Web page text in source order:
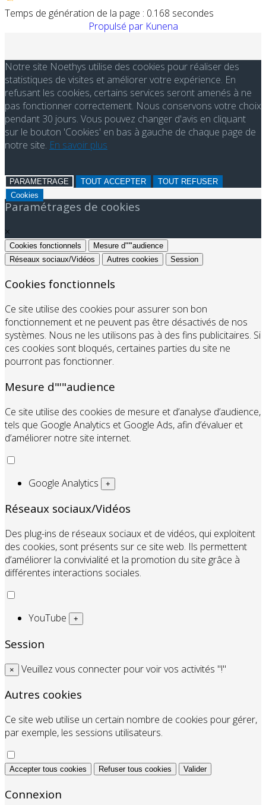
Temps de génération de la page : 0.168 secondes
Propulsé par Kunena
Notre site Noethys utilise des cookies pour réaliser des
statistiques de visites et améliorer votre expérience. En
refusant les cookies, certains services seront amenés à ne
pas fonctionner correctement. Nous conservons votre choix
pendant 30 jours. Vous pouvez changer d'avis en cliquant
sur le bouton 'Cookies' en bas à gauche de chaque page de
notre site. En savoir plus
PARAMETRAGE TOUT ACCEPTER
TOUT REFUSER
Cookies
Paramétrages de cookies
×
Cookies fonctionnels
Mesure d"'"audience
Réseaux sociaux/Vidéos
Autres cookies Session
Cookies fonctionnels
Ce site utilise des cookies pour assurer son bon
fonctionnement et ne peuvent pas être désactivés de nos
systèmes. Nous ne les utilisons pas à des fins publicitaires. Si
ces cookies sont bloqués, certaines parties du site ne
pourront pas fonctionner.
Mesure d"'"audience
Ce site utilise des cookies de mesure et d’analyse d’audience,
tels que Google Analytics et Google Ads, afin d’évaluer et
d’améliorer notre site internet.
Google Analytics +
Réseaux sociaux/Vidéos
Des plug-ins de réseaux sociaux et de vidéos, qui exploitent
des cookies, sont présents sur ce site web. Ils permettent
d’améliorer la convivialité et la promotion du site grâce à
différentes interactions sociales.
YouTube +
Session
× Veuillez vous connecter pour voir vos activités "!"
Autres cookies
Ce site web utilise un certain nombre de cookies pour gérer,
par exemple, les sessions utilisateurs.
Accepter tous cookies Refuser tous cookies Valider
Connexion